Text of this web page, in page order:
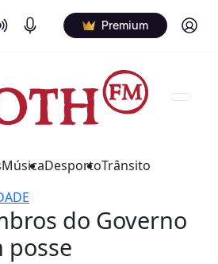
Podcasts Premium Log in
MúsicaDesportoTrânsito
do Governo
posse